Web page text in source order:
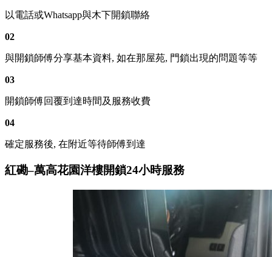
以電話或Whatsapp與木下開鎖聯絡
02
與開鎖師傅分享基本資料, 如在那屋苑, 門鎖出現的問題等等
03
開鎖師傅回覆到達時間及服務收費
04
確定服務後, 在附近等待師傅到達
紅磡–萬高花園洋樓開鎖24小時服務